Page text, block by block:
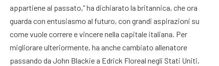
appartiene al passato,” ha dichiarato la britannica, che ora
guarda con entusiasmo al futuro, con grandi aspirazioni su
come vuole correre e vincere nella capitale italiana. Per
migliorare ulteriormente, ha anche cambiato allenatore
passando da John Blackie a Edrick Floreal negli Stati Uniti,